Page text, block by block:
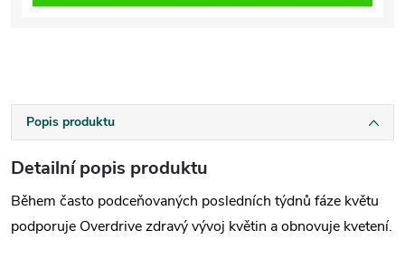
Popis produktu
Detailní popis produktu
Během často podceňovaných posledních týdnů fáze květu
podporuje Overdrive zdravý vývoj květin a obnovuje kvetení.